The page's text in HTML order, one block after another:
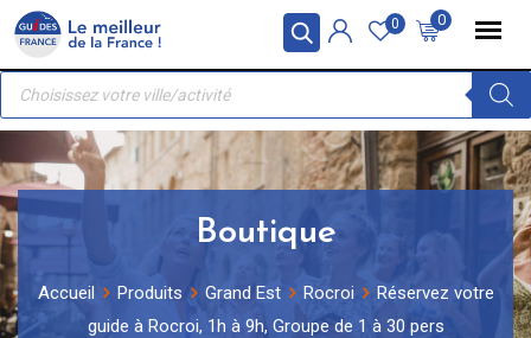
Panneau de gestion des cookies
Skip
content
0
0
Recherche
produits
Boutique
Accueil Produits Grand Est Rocroi
Réservez votre
guide à Rocroi, 1h à 9h, Groupe de 1 à 30 pers